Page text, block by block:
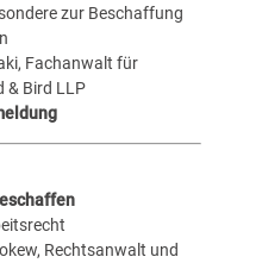
zur Beschaffung
Fachanwalt für
& Bird LLP
Rechtsanwalt und